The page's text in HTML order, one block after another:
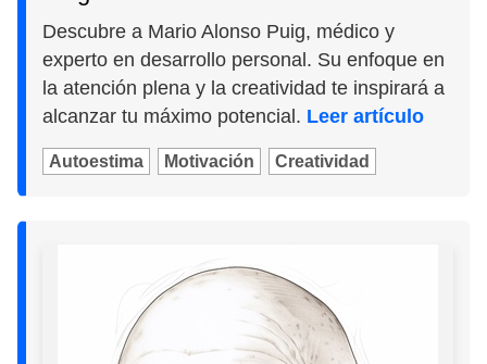
Descubre a Mario Alonso Puig, médico y
experto en desarrollo personal. Su enfoque en
la atención plena y la creatividad te inspirará a
alcanzar tu máximo potencial. Leer artículo
Autoestima Motivación Creatividad